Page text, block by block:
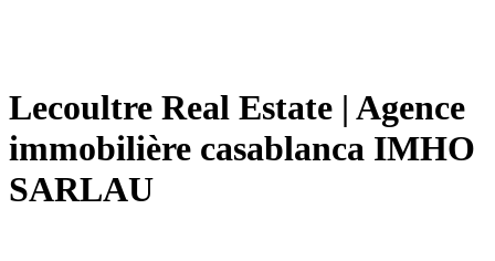
Lecoultre Real Estate | Agence
immobilière casablanca IMHO
SARLAU